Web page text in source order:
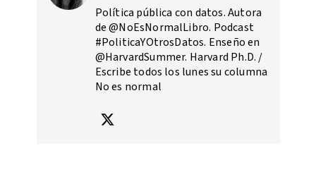
Política pública con datos. Autora
de @NoEsNormalLibro. Podcast
#PoliticaYOtrosDatos. Enseño en
@HarvardSummer. Harvard Ph.D. /
Escribe todos los lunes su columna
No es normal